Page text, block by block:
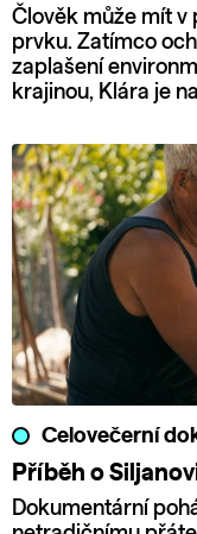
Člověk může mít v
prvku. Zatímco
zaplašení
krajinou, Klára je
Celovečerní
Příběh o
Dokumentární